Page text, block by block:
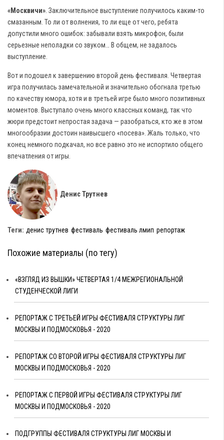
«Москвичи». Заключительное выступление получилось каким-то
смазанным. То ли от волнения, то ли еще от чего, ребята
допустили много ошибок: забывали взять микрофон, были
серьезные неполадки со звуком… В общем, не задалось
выступление.
Вот и подошел к завершению второй день фестиваля. Четвертая
игра получилась замечательной и значительно обогнала третью
по качеству юмора, хотя и в третьей игре было много позитивных
моментов. Выступало очень много классных команд, так что
жюри предстоит непростая задача — разобраться, кто же в этом
многообразии достоин наивысшего «посева». Жаль только, что
конец немного подкачал, но все равно это не испортило общего
впечатления от игры.
Денис Трутнев
Теги: денис трутнев фестиваль фестиваль лмип репортаж
Похожие материалы (по тегу)
«ВЗГЛЯД ИЗ ВЫШКИ» ЧЕТВЕРТАЯ 1/4 МЕЖРЕГИОНАЛЬНОЙ
СТУДЕНЧЕСКОЙ ЛИГИ
РЕПОРТАЖ С ТРЕТЬЕЙ ИГРЫ ФЕСТИВАЛЯ СТРУКТУРЫ ЛИГ
МОСКВЫ И ПОДМОСКОВЬЯ - 2020
РЕПОРТАЖ СО ВТОРОЙ ИГРЫ ФЕСТИВАЛЯ СТРУКТУРЫ ЛИГ
МОСКВЫ И ПОДМОСКОВЬЯ - 2020
РЕПОРТАЖ С ПЕРВОЙ ИГРЫ ФЕСТИВАЛЯ СТРУКТУРЫ ЛИГ
МОСКВЫ И ПОДМОСКОВЬЯ - 2020
ПОДГРУППЫ ФЕСТИВАЛЯ СТРУКТУРЫ ЛИГ МОСКВЫ И